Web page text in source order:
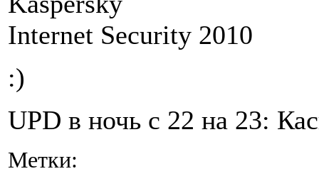
Internet Security 2010
:)
UPD в ночь с 22 на 23:
Метки: